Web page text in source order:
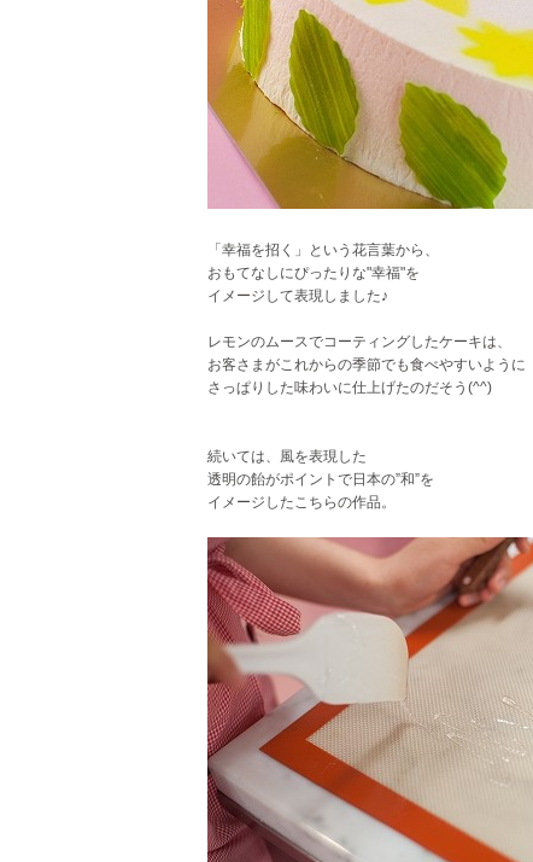
「幸福を招く」という花言葉から、
おもてなしにぴったりな"幸福"を
イメージして表現しました♪
レモンのムースでコーティングしたケーキは、
お客さまがこれからの季節でも食べやすいように
さっぱりした味わいに仕上げたのだそう(^^)
続いては、風を表現した
透明の飴がポイントで日本の”和”を
イメージしたこちらの作品。